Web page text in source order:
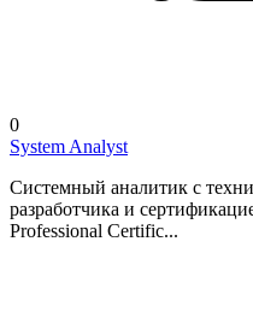
0
System Analyst
Системный аналитик с
разработчика и
Professional Certific...